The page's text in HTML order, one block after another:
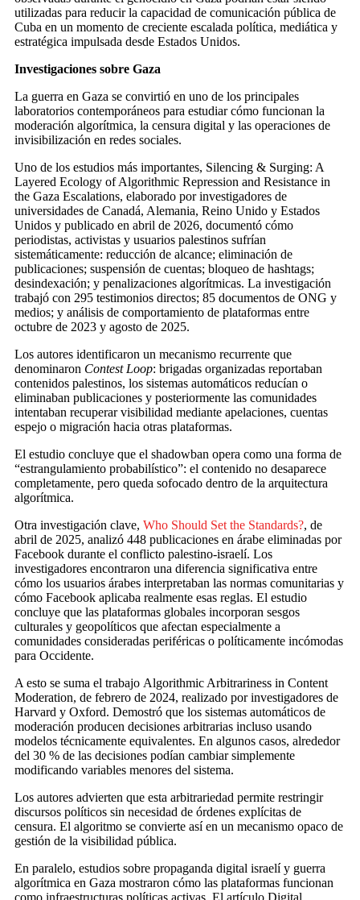
utilizadas para reducir la capacidad de comunicación pública de
Cuba en un momento de creciente escalada política, mediática y
estratégica impulsada desde Estados Unidos.
Investigaciones sobre Gaza
La guerra en Gaza se convirtió en uno de los principales
laboratorios contemporáneos para estudiar cómo funcionan la
moderación algorítmica, la censura digital y las operaciones de
invisibilización en redes sociales.
Uno de los estudios más importantes, Silencing & Surging: A
Layered Ecology of Algorithmic Repression and Resistance in
the Gaza Escalations, elaborado por investigadores de
universidades de Canadá, Alemania, Reino Unido y Estados
Unidos y publicado en abril de 2026, documentó cómo
periodistas, activistas y usuarios palestinos sufrían
sistemáticamente: reducción de alcance; eliminación de
publicaciones; suspensión de cuentas; bloqueo de hashtags;
desindexación; y penalizaciones algorítmicas. La investigación
trabajó con 295 testimonios directos; 85 documentos de ONG y
medios; y análisis de comportamiento de plataformas entre
octubre de 2023 y agosto de 2025.
Los autores identificaron un mecanismo recurrente que
denominaron Contest Loop: brigadas organizadas reportaban
contenidos palestinos, los sistemas automáticos reducían o
eliminaban publicaciones y posteriormente las comunidades
intentaban recuperar visibilidad mediante apelaciones, cuentas
espejo o migración hacia otras plataformas.
El estudio concluye que el shadowban opera como una forma de
“estrangulamiento probabilístico”: el contenido no desaparece
completamente, pero queda sofocado dentro de la arquitectura
algorítmica.
Otra investigación clave, Who Should Set the Standards?, de
abril de 2025, analizó 448 publicaciones en árabe eliminadas por
Facebook durante el conflicto palestino-israelí. Los
investigadores encontraron una diferencia significativa entre
cómo los usuarios árabes interpretaban las normas comunitarias y
cómo Facebook aplicaba realmente esas reglas. El estudio
concluye que las plataformas globales incorporan sesgos
culturales y geopolíticos que afectan especialmente a
comunidades consideradas periféricas o políticamente incómodas
para Occidente.
A esto se suma el trabajo Algorithmic Arbitrariness in Content
Moderation, de febrero de 2024, realizado por investigadores de
Harvard y Oxford. Demostró que los sistemas automáticos de
moderación producen decisiones arbitrarias incluso usando
modelos técnicamente equivalentes. En algunos casos, alrededor
del 30 % de las decisiones podían cambiar simplemente
modificando variables menores del sistema.
Los autores advierten que esta arbitrariedad permite restringir
discursos políticos sin necesidad de órdenes explícitas de
censura. El algoritmo se convierte así en un mecanismo opaco de
gestión de la visibilidad pública.
En paralelo, estudios sobre propaganda digital israelí y guerra
algorítmica en Gaza mostraron cómo las plataformas funcionan
como infraestructuras políticas activas. El artículo Digital